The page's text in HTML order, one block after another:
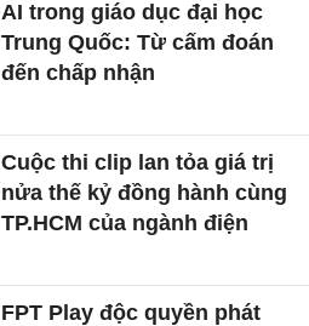
AI trong giáo dục đại học
Trung Quốc: Từ cấm đoán
đến chấp nhận
Cuộc thi clip lan tỏa giá trị
nửa thế kỷ đồng hành cùng
TP.HCM của ngành điện
FPT Play độc quyền phát